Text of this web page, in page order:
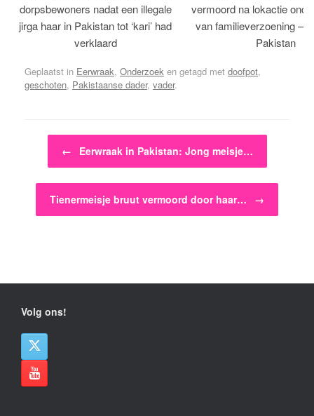
dorpsbewoners nadat een illegale
jirga haar in Pakistan tot ‘kari’ had
verklaard
vermoord na lokactie
van familieverzoening –
Pakistan
Geplaatst in Eerwraak, Onderzoek en getagd met doofpot,
geschoten, Pakistaanse dader, vader.
Bericht navigatie
← Eerwraak in Pakistan: Jong meisje…
Tienermeisje bruut vermoord door haar… →
Volg ons!